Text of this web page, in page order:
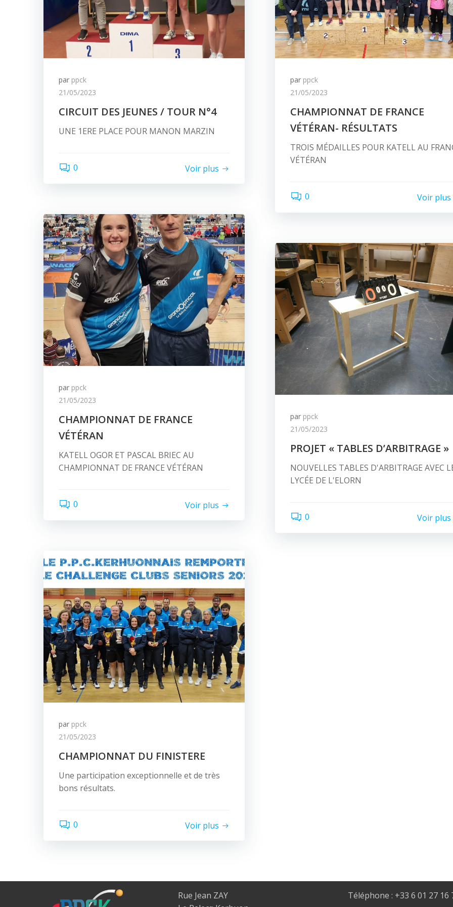
par ppck
21/05/2023
CIRCUIT DES JEUNES / TOUR N°4
UNE 1ERE PLACE POUR MANON MARZIN
0 Voir plus
par ppck
21/05/2023
CHAMPIONNAT DE FRANCE
VÉTÉRAN- RÉSULTATS
TROIS MÉDAILLES POUR KATELL AU
VÉTÉRAN
0 Voir plus
par ppck
21/05/2023
CHAMPIONNAT DE FRANCE
VÉTÉRAN
KATELL OGOR ET PASCAL BRIEC AU
CHAMPIONNAT DE FRANCE VÉTÉRAN
0 Voir plus
par ppck
21/05/2023
PROJET « TABLES D’ARBITRAGE »
NOUVELLES TABLES D'ARBITRAGE AVEC
LYCÉE DE L'ELORN
0 Voir plus
par ppck
21/05/2023
CHAMPIONNAT DU FINISTERE
Une participation exceptionnelle et de très
bons résultats.
0 Voir plus
Rue Jean ZAY
Téléphone : +33 6 01 27 16